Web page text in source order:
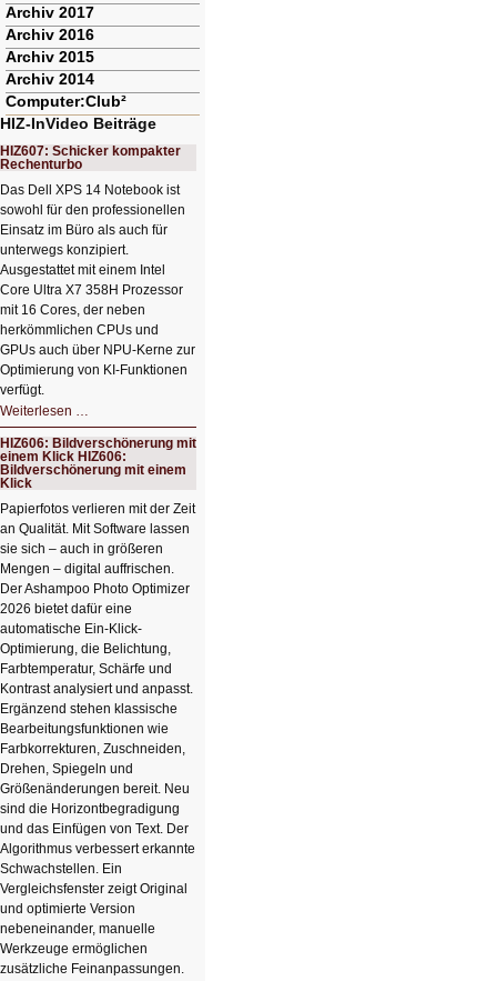
Archiv 2017
Archiv 2016
Archiv 2015
Archiv 2014
Computer:Club²
HIZ-InVideo Beiträge
HIZ607: Schicker kompakter
Rechenturbo
Das Dell XPS 14 Notebook ist
sowohl für den professionellen
Einsatz im Büro als auch für
unterwegs konzipiert.
Ausgestattet mit einem Intel
Core Ultra X7 358H Prozessor
mit 16 Cores, der neben
herkömmlichen CPUs und
GPUs auch über NPU-Kerne zur
Optimierung von KI-Funktionen
verfügt.
Weiterlesen …
Schicker
kompakter
Rechenturbo
HIZ606: Bildverschönerung mit
einem Klick HIZ606:
Bildverschönerung mit einem
Klick
Papierfotos verlieren mit der Zeit
an Qualität. Mit Software lassen
sie sich – auch in größeren
Mengen – digital auffrischen.
Der Ashampoo Photo Optimizer
2026 bietet dafür eine
automatische Ein-Klick-
Optimierung, die Belichtung,
Farbtemperatur, Schärfe und
Kontrast analysiert und anpasst.
Ergänzend stehen klassische
Bearbeitungsfunktionen wie
Farbkorrekturen, Zuschneiden,
Drehen, Spiegeln und
Größenänderungen bereit. Neu
sind die Horizontbegradigung
und das Einfügen von Text. Der
Algorithmus verbessert erkannte
Schwachstellen. Ein
Vergleichsfenster zeigt Original
und optimierte Version
nebeneinander, manuelle
Werkzeuge ermöglichen
zusätzliche Feinanpassungen.